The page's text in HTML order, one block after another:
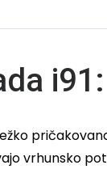
vrhunsko